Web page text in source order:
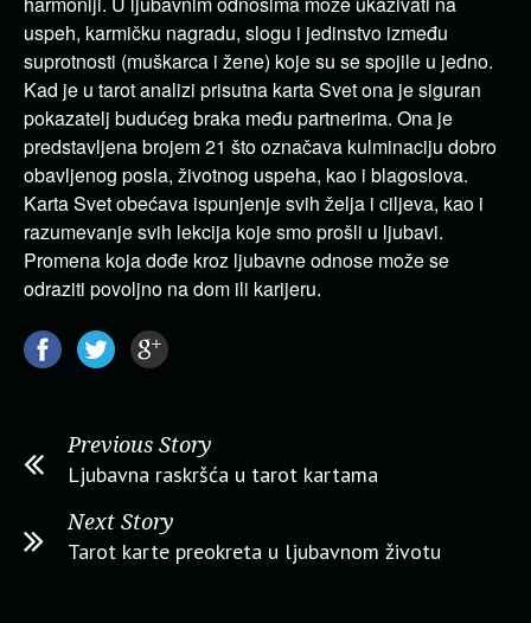
uspeh, karmičku nagradu, slogu i jedinstvo između
suprotnosti (muškarca i žene) koje su se spojile u jedno.
Kad je u tarot analizi prisutna karta Svet ona je siguran
pokazatelj budućeg braka među partnerima. Ona je
predstavljena brojem 21 što označava kulminaciju dobro
obavljenog posla, životnog uspeha, kao i blagoslova.
Karta Svet obećava ispunjenje svih želja i ciljeva, kao i
razumevanje svih lekcija koje smo prošli u ljubavi.
Promena koja dođe kroz ljubavne odnose može se
odraziti povoljno na dom ili karijeru.
Previous Story
Ljubavna raskršća u tarot kartama
Next Story
Tarot karte preokreta u ljubavnom životu